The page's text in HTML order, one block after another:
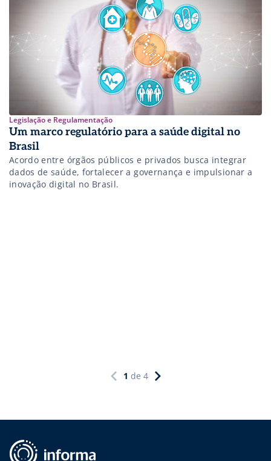
Legislação e Regulamentação
Um marco regulatório para a saúde digital no
Brasil
Acordo entre órgãos públicos e privados busca integrar
dados de saúde, fortalecer a governança e impulsionar a
inovação digital no Brasil.
1 de 4